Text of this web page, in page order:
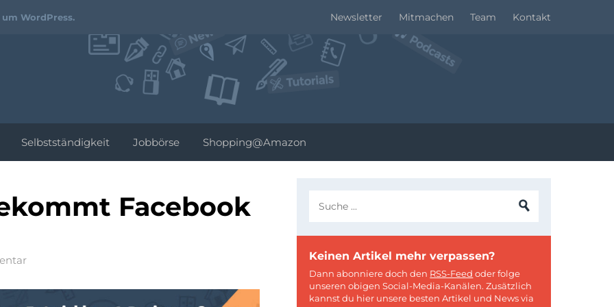
WordPress. Newsletter Mitmachen Team Kontakt
Selbstständigkeit Jobbörse Shopping@Amazon
Facebook
Keinen Artikel mehr verpassen?
Dann abonniere doch den RSS-Feed oder folge
unseren obigen Social-Media-Kanälen. Zusätzlich
kannst du hier unsere besten Artikel und News via